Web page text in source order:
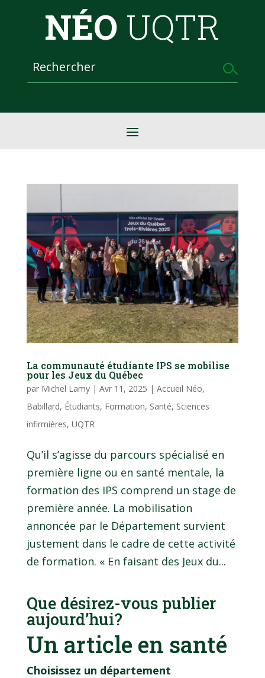
NÉO UQTR
La communauté étudiante IPS se mobilise
pour les Jeux du Québec
par Michel Lamy| Avr 11, 2025 | Accueil Néo,
Babillard, Étudiants, Formation, Santé, Sciences
infirmières, UQTR
Qu’il s’agisse du parcours spécialisé en
première ligne ou en santé mentale, la
formation des IPS comprend un stage de
première année. La mobilisation
annoncée par le Département survient
justement dans le cadre de cette activité
de formation. « En faisant des Jeux du...
Que désirez-vous publier
aujourd’hui?
Un article en santé
Choisissez un département